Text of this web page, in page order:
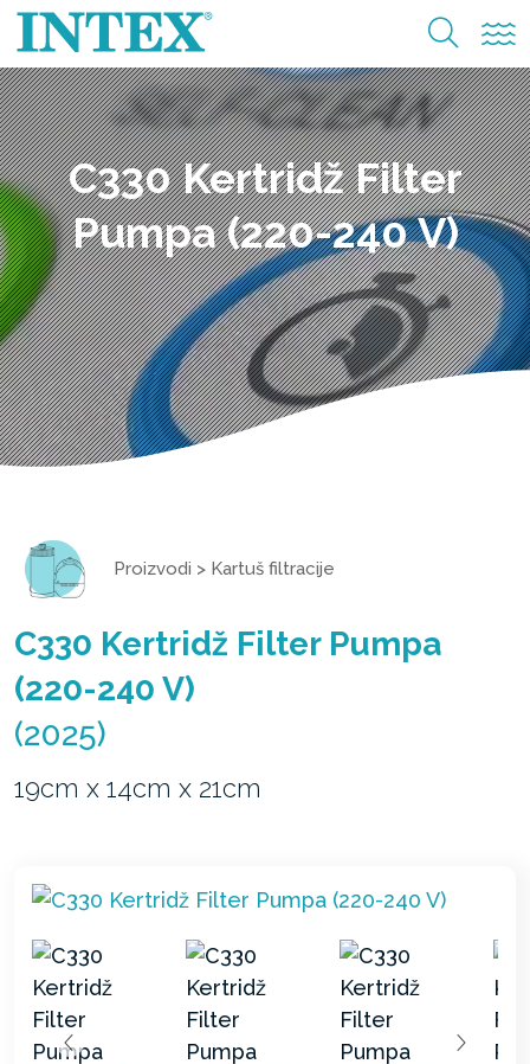
C330 Kertridž Filter
Pumpa (220-240 V)
Proizvodi > Kartuš filtracije
C330 Kertridž Filter Pumpa
(220-240 V)
(2025)
19cm x 14cm x 21cm